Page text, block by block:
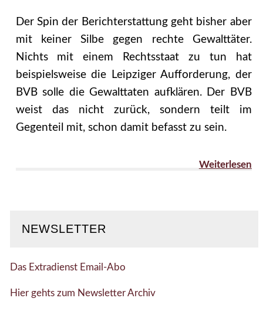
Der Spin der Berichterstattung geht bisher aber
mit keiner Silbe gegen rechte Gewalttäter.
Nichts mit einem Rechtsstaat zu tun hat
beispielsweise die Leipziger Aufforderung, der
BVB solle die Gewalttaten aufklären. Der BVB
weist das nicht zurück, sondern teilt im
Gegenteil mit, schon damit befasst zu sein.
Weiterlesen
NEWSLETTER
Das Extradienst Email-Abo
Hier gehts zum Newsletter Archiv